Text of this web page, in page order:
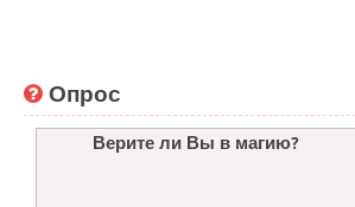
Опрос
Верите ли Вы в магию?